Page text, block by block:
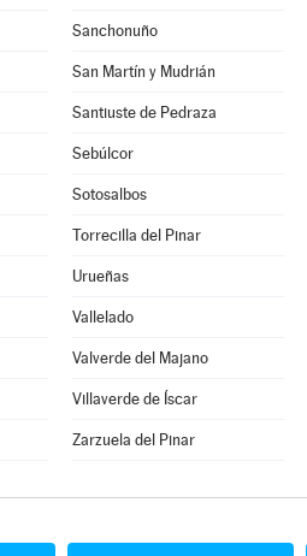
Sanchonuño
San Martín y Mudrián
Santiuste de Pedraza
Sebúlcor
Sotosalbos
Torrecilla del Pinar
Urueñas
Vallelado
Valverde del Majano
Villaverde de Íscar
Zarzuela del Pinar